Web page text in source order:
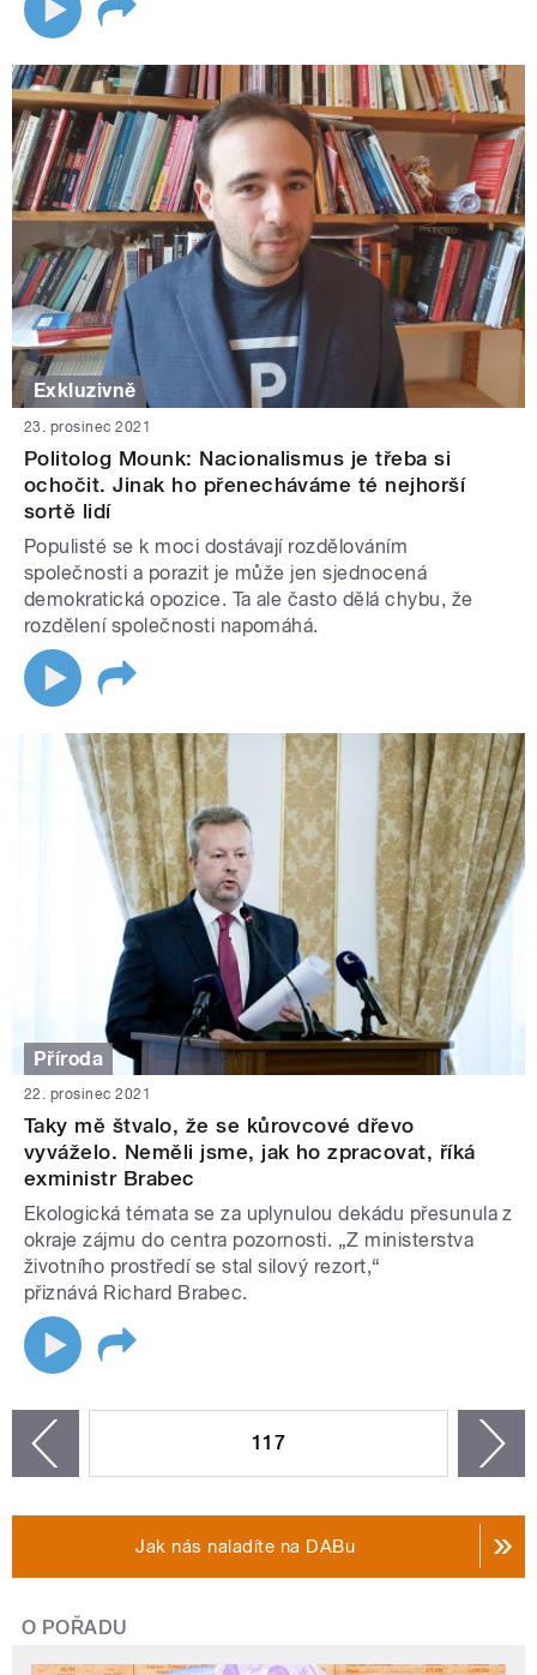
Exkluzivně
23. prosinec 2021
Politolog Mounk: Nacionalismus je třeba si
ochočit. Jinak ho přenecháváme té nejhorší
sortě lidí
Populisté se k moci dostávají rozdělováním
společnosti a porazit je může jen sjednocená
demokratická opozice. Ta ale často dělá chybu, že
rozdělení společnosti napomáhá.
Příroda
22. prosinec 2021
Taky mě štvalo, že se kůrovcové dřevo
vyváželo. Neměli jsme, jak ho zpracovat, říká
exministr Brabec
Ekologická témata se za uplynulou dekádu přesunula z
okraje zájmu do centra pozornosti. „Z ministerstva
životního prostředí se stal silový rezort,“
přiznává Richard Brabec.
117
Jak nás naladíte na DABu
O POŘADU